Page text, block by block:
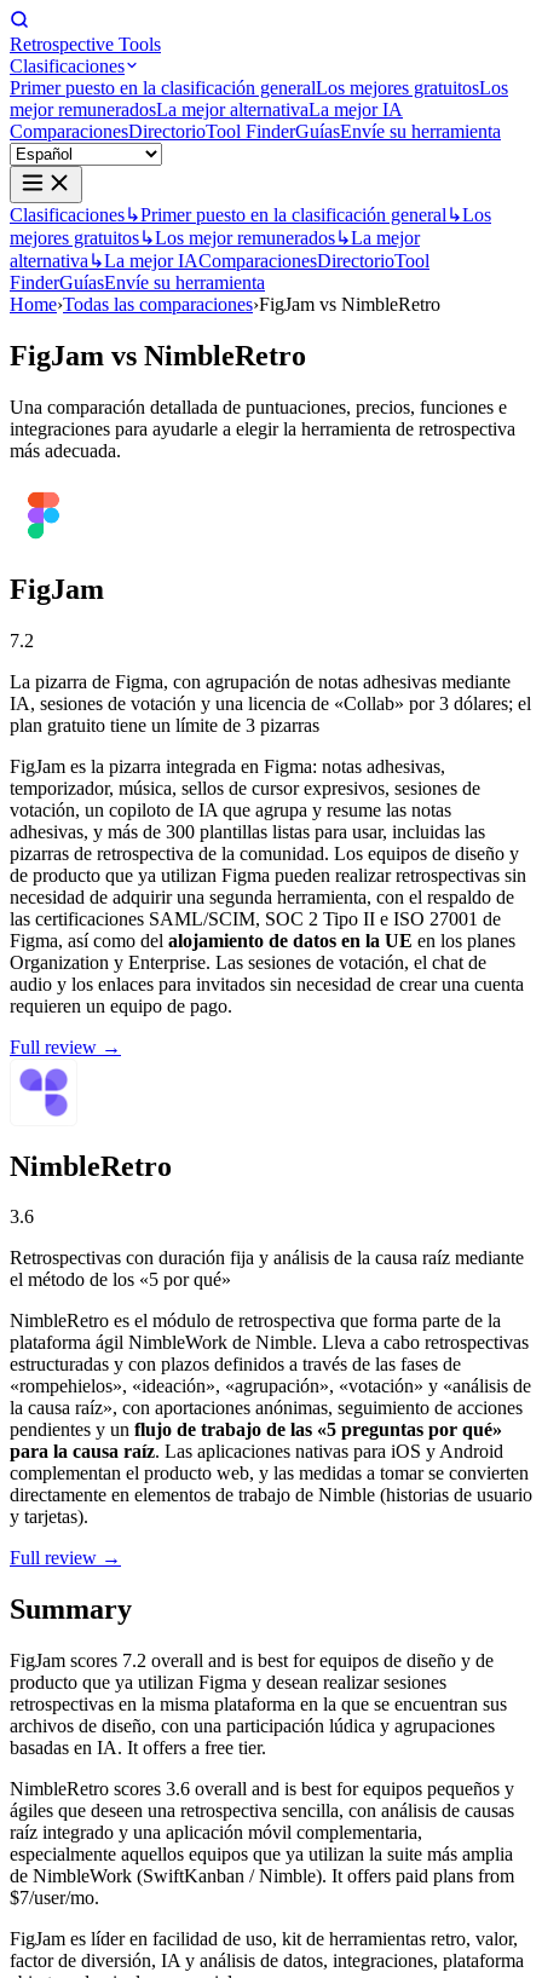
Retrospective Tools
Clasificaciones
Primer puesto en la clasificación generalLos mejores gratuitosLos
mejor remuneradosLa mejor alternativaLa mejor IA
ComparacionesDirectorioTool FinderGuíasEnvíe su herramienta
Clasificaciones↳Primer puesto en la clasificación general ↳Los
mejores gratuitos↳Los mejor remunerados↳La mejor
alternativa ↳La mejor IAComparacionesDirectorioTool
FinderGuíasEnvíe su herramienta
Home›Todas las comparaciones›FigJam vs NimbleRetro
FigJam vs NimbleRetro
Una comparación detallada de puntuaciones, precios, funciones e
integraciones para ayudarle a elegir la herramienta de retrospectiva
más adecuada.
FigJam
7.2
La pizarra de Figma, con agrupación de notas adhesivas mediante
IA, sesiones de votación y una licencia de «Collab» por 3 dólares; el
plan gratuito tiene un límite de 3 pizarras
FigJam es la pizarra integrada en Figma: notas adhesivas,
temporizador, música, sellos de cursor expresivos, sesiones de
votación, un copiloto de IA que agrupa y resume las notas
adhesivas, y más de 300 plantillas listas para usar, incluidas las
pizarras de retrospectiva de la comunidad. Los equipos de diseño y
de producto que ya utilizan Figma pueden realizar retrospectivas sin
necesidad de adquirir una segunda herramienta, con el respaldo de
las certificaciones SAML/SCIM, SOC 2 Tipo II e ISO 27001 de
Figma, así como del alojamiento de datos en la UE en los planes
Organization y Enterprise. Las sesiones de votación, el chat de
audio y los enlaces para invitados sin necesidad de crear una cuenta
requieren un equipo de pago.
Full review →
NimbleRetro
3.6
Retrospectivas con duración fija y análisis de la causa raíz mediante
el método de los «5 por qué»
NimbleRetro es el módulo de retrospectiva que forma parte de la
plataforma ágil NimbleWork de Nimble. Lleva a cabo retrospectivas
estructuradas y con plazos definidos a través de las fases de
«rompehielos», «ideación», «agrupación», «votación» y «análisis de
la causa raíz», con aportaciones anónimas, seguimiento de acciones
pendientes y un flujo de trabajo de las «5 preguntas por qué»
para la causa raíz. Las aplicaciones nativas para iOS y Android
complementan el producto web, y las medidas a tomar se convierten
directamente en elementos de trabajo de Nimble (historias de usuario
y tarjetas).
Full review →
Summary
FigJam scores 7.2 overall and is best for equipos de diseño y de
producto que ya utilizan Figma y desean realizar sesiones
retrospectivas en la misma plataforma en la que se encuentran sus
archivos de diseño, con una participación lúdica y agrupaciones
basadas en IA. It offers a free tier.
NimbleRetro scores 3.6 overall and is best for equipos pequeños y
ágiles que deseen una retrospectiva sencilla, con análisis de causas
raíz integrado y una aplicación móvil complementaria,
especialmente aquellos equipos que ya utilizan la suite más amplia
de NimbleWork (SwiftKanban / Nimble). It offers paid plans from
$7/user/mo.
FigJam es líder en facilidad de uso, kit de herramientas retro, valor,
factor de diversión, IA y análisis de datos, integraciones, plataforma